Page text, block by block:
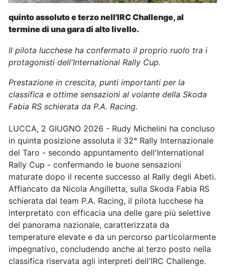
quinto assoluto e terzo nell'IRC Challenge, al
termine di una gara di alto livello.
Il pilota lucchese ha confermato il proprio ruolo tra i
protagonisti dell'International Rally Cup.
Prestazione in crescita, punti importanti per la
classifica e ottime sensazioni al volante della Skoda
Fabia RS schierata da P.A. Racing.
LUCCA, 2 GIUGNO 2026 - Rudy Michelini ha concluso
in quinta posizione assoluta il 32° Rally Internazionale
del Taro - secondo appuntamento dell'International
Rally Cup - confermando le buone sensazioni
maturate dopo il recente successo al Rally degli Abeti.
Affiancato da Nicola Angilletta, sulla Skoda Fabia RS
schierata dal team P.A. Racing, il pilota lucchese ha
interpretato con efficacia una delle gare più selettive
del panorama nazionale, caratterizzata da
temperature elevate e da un percorso particolarmente
impegnativo, concludendo anche al terzo posto nella
classifica riservata agli interpreti dell'IRC Challenge.